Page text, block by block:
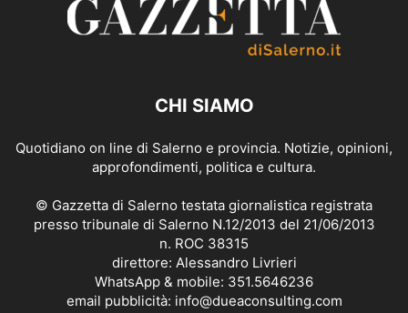
CHI SIAMO
Quotidiano on line di Salerno e provincia. Notizie, opinioni,
approfondimenti, politica e cultura.
© Gazzetta di Salerno testata giornalistica registrata
presso tribunale di Salerno N.12/2013 del 21/06/2013
n. ROC 38315
direttore: Alessandro Livrieri
WhatsApp & mobile: 351.5646236
email pubblicità: info@dueaconsulting.com